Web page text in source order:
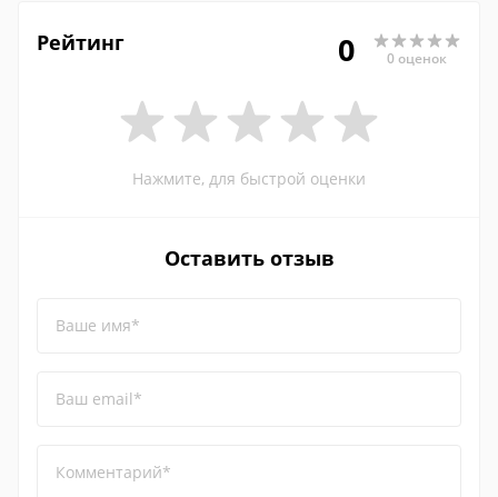
Рейтинг 0 0 оценок
Нажмите, для быстрой оценки
Оставить отзыв
Ваше имя*
Ваш email*
Комментарий*